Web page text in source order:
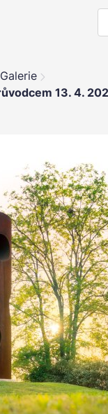
13. 4.